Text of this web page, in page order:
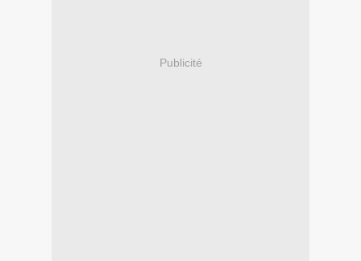
Publicité